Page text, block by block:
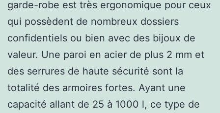
garde-robe est très ergonomique pour ceux
qui possèdent de nombreux dossiers
confidentiels ou bien avec des bijoux de
valeur. Une paroi en acier de plus 2 mm et
des serrures de haute sécurité sont la
totalité des armoires fortes. Ayant une
capacité allant de 25 à 1000 l, ce type de